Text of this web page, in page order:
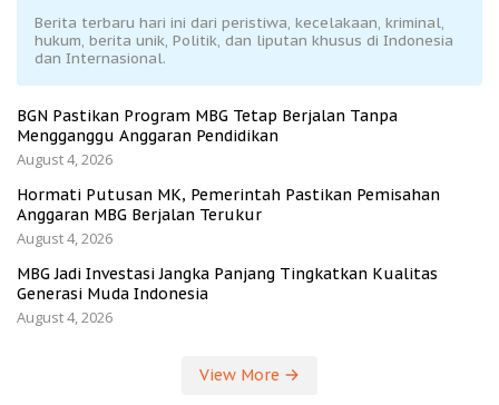
Berita terbaru hari ini dari peristiwa, kecelakaan, kriminal,
hukum, berita unik, Politik, dan liputan khusus di Indonesia
dan Internasional.
BGN Pastikan Program MBG Tetap Berjalan Tanpa
Mengganggu Anggaran Pendidikan
August 4, 2026
Hormati Putusan MK, Pemerintah Pastikan Pemisahan
Anggaran MBG Berjalan Terukur
August 4, 2026
MBG Jadi Investasi Jangka Panjang Tingkatkan Kualitas
Generasi Muda Indonesia
August 4, 2026
View More